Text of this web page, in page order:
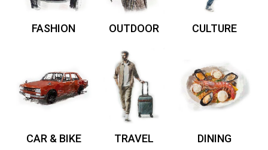
FASHION OUTDOOR CULTURE
CAR & BIKE TRAVEL DINING